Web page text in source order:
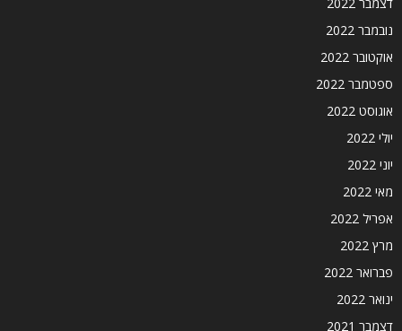
נובמבר 2022
אוקטובר 2022
ספטמבר 2022
אוגוסט 2022
יולי 2022
יוני 2022
מאי 2022
אפריל 2022
מרץ 2022
פברואר 2022
ינואר 2022
דצמבר 2021